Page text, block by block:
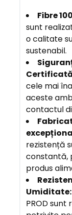
Fibre
sunt
o calitate
sustenabil.
cele mai
aceste
contactul
F
rezistență
constantă,
produs
Umiditate:
PROD